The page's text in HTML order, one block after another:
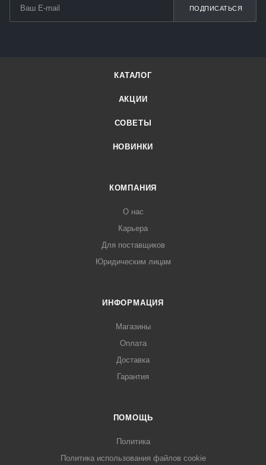
ПОДПИСАТЬСЯ
КАТАЛОГ
АКЦИИ
СОВЕТЫ
НОВИНКИ
КОМПАНИЯ
О нас
Карьера
Для поставщиков
Юридическим лицам
ИНФОРМАЦИЯ
Магазины
Оплата
Доставка
Гарантия
ПОМОЩЬ
Политика
Политика использования файлов cookie